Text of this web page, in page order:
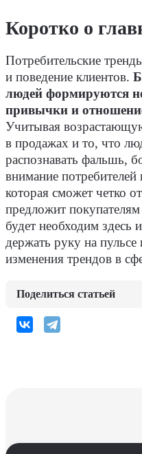
Коротко о
Потребительские
и поведение клиентов.
людей формируются
привычки и
Учитывая
в продажах и то, что
распознавать фальшь,
внимание потребителей
которая сможет четко
предложит
будет необходим здесь
держать руку на пульсе
изменения трендов в
Поделиться статьей